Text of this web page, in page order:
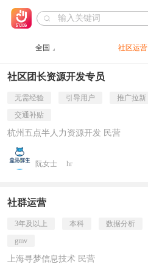
全国 社区运营
社区团长资源开发专员
无需经验 引导用户 推广拉新
交通补贴
杭州五点半人力资源开发 民营
阮女士 hr
社群运营
3年及以上 本科 数据分析
gmv
上海寻梦信息技术 民营